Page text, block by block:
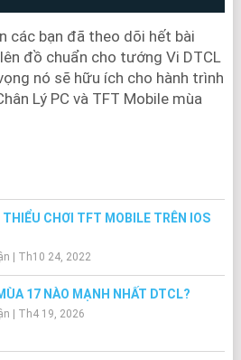
các bạn đã theo dõi hết bài
đồ chuẩn cho tướng Vi DTCL
nó sẽ hữu ích cho hành trình
Lý PC và TFT Mobile mùa
CHƠI TFT MOBILE TRÊN IOS
Th10 24, 2022
17 NÀO MẠNH NHẤT DTCL?
Th4 19, 2026